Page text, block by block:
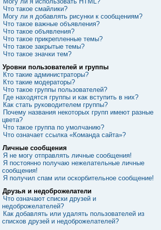
Что такое смайлики?
Могу ли я добавлять рисунки к сообщениям?
Что такое важные объявления?
Что такое объявления?
Что такое прикрепленные темы?
Что такое закрытые темы?
Что такое значки тем?
Уровни пользователей и группы
Кто такие администраторы?
Кто такие модераторы?
Что такое группы пользователей?
Где находятся группы и как вступить в них?
Как стать руководителем группы?
Почему названия некоторых групп имеют разные
цвета?
Что такое группа по умолчанию?
Что означает ссылка «Команда сайта»?
Личные сообщения
Я не могу отправлять личные сообщения!
Я постоянно получаю нежелательные личные
сообщения!
Я получил спам или оскорбительное сообщение!
Друзья и недоброжелатели
Что означают списки друзей и
недоброжелателей?
Как добавлять или удалять пользователей из
списков друзей и недоброжелателей?